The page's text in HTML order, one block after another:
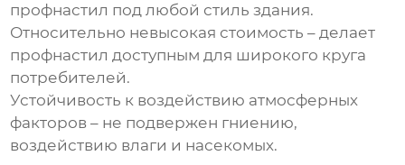
профнастил под любой стиль здания.
Относительно невысокая стоимость – делает
профнастил доступным для широкого круга
потребителей.
Устойчивость к воздействию атмосферных
факторов – не подвержен гниению,
воздействию влаги и насекомых.